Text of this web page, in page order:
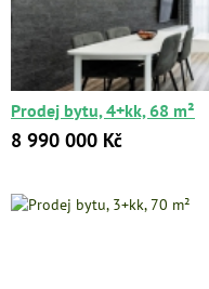
Prodej bytu, 4+kk, 68 m²
8 990 000 Kč